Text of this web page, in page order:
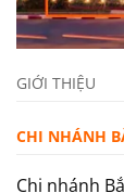
GIỚI THIỆU
CHI NHÁNH
Chi nhánh